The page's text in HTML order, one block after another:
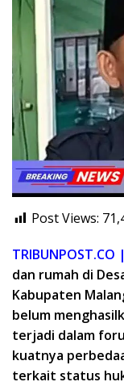
Post Views:
TRIBUNPOST.CO
dan rumah di
Kabupaten
belum
terjadi dalam
kuatnya
terkait status